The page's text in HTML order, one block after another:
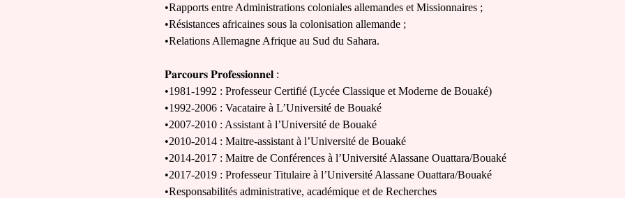
•Rapports entre Administrations coloniales allemandes et Missionnaires ;
•Résistances africaines sous la colonisation allemande ;
•Relations Allemagne Afrique au Sud du Sahara.
𝐏𝐚𝐫𝐜𝐨𝐮𝐫𝐬 𝐏𝐫𝐨𝐟𝐞𝐬𝐬𝐢𝐨𝐧𝐧𝐞𝐥 :
•1981-1992 : Professeur Certifié (Lycée Classique et Moderne de Bouaké)
•1992-2006 : Vacataire à L’Université de Bouaké
•2007-2010 : Assistant à l’Université de Bouaké
•2010-2014 : Maitre-assistant à l’Université de Bouaké
•2014-2017 : Maitre de Conférences à l’Université Alassane Ouattara/Bouaké
•2017-2019 : Professeur Titulaire à l’Université Alassane Ouattara/Bouaké
•Responsabilités administrative, académique et de Recherches